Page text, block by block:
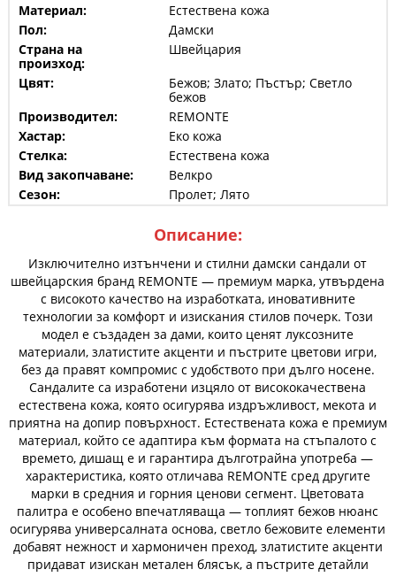
Материал:
Естествена кожа
Пол:
Дамски
Страна на
произход:
Швейцария
Цвят:
Бежов; Злато; Пъстър; Светло
бежов
Производител:
REMONTE
Хастар:
Еко кожа
Стелка:
Естествена кожа
Вид закопчаване:
Велкро
Сезон:
Пролет; Лято
Описание:
Изключително изтънчени и стилни дамски сандали от
швейцарския бранд REMONTE — премиум марка, утвърдена
с високото качество на изработката, иновативните
технологии за комфорт и изискания стилов почерк. Този
модел е създаден за дами, които ценят луксозните
материали, златистите акценти и пъстрите цветови игри,
без да правят компромис с удобството при дълго носене.
Сандалите са изработени изцяло от висококачествена
естествена кожа, която осигурява издръжливост, мекота и
приятна на допир повърхност. Естествената кожа е премиум
материал, който се адаптира към формата на стъпалото с
времето, дишащ е и гарантира дълготрайна употреба —
характеристика, която отличава REMONTE сред другите
марки в средния и горния ценови сегмент. Цветовата
палитра е особено впечатляваща — топлият бежов нюанс
осигурява универсалната основа, светло бежовите елементи
добавят нежност и хармоничен преход, златистите акценти
придават изискан метален блясък, а пъстрите детайли